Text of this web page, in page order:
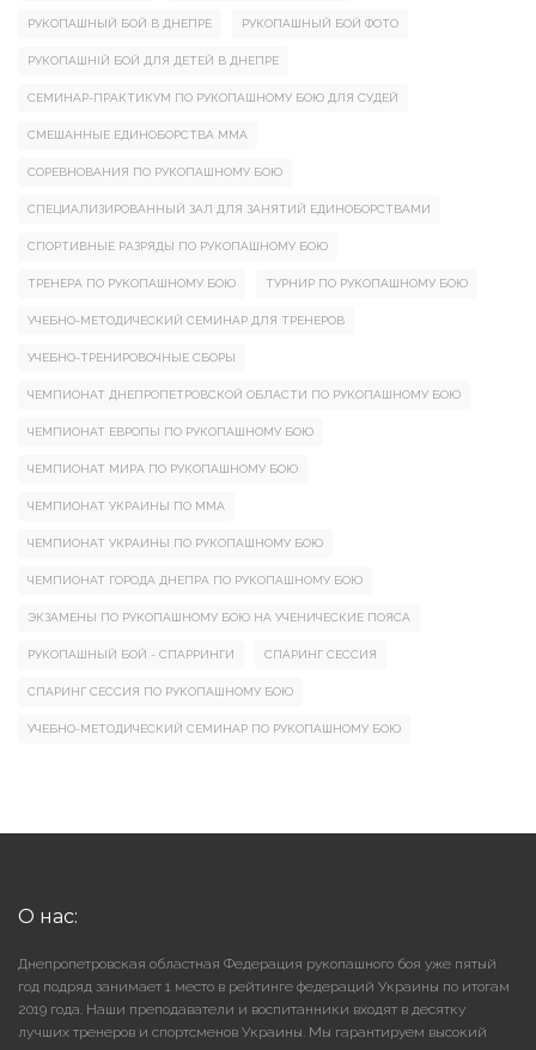
РУКОПАШНЫЙ БОЙ В ДНЕПРЕ РУКОПАШНЫЙ БОЙ ФОТО
РУКОПАШНІЙ БОЙ ДЛЯ ДЕТЕЙ В ДНЕПРЕ
СЕМИНАР-ПРАКТИКУМ ПО РУКОПАШНОМУ БОЮ ДЛЯ СУДЕЙ
СМЕШАННЫЕ ЕДИНОБОРСТВА ММА
СОРЕВНОВАНИЯ ПО РУКОПАШНОМУ БОЮ
СПЕЦИАЛИЗИРОВАННЫЙ ЗАЛ ДЛЯ ЗАНЯТИЙ ЕДИНОБОРСТВАМИ
СПОРТИВНЫЕ РАЗРЯДЫ ПО РУКОПАШНОМУ БОЮ
ТРЕНЕРА ПО РУКОПАШНОМУ БОЮ ТУРНИР ПО РУКОПАШНОМУ БОЮ
УЧЕБНО-МЕТОДИЧЕСКИЙ СЕМИНАР ДЛЯ ТРЕНЕРОВ
УЧЕБНО-ТРЕНИРОВОЧНЫЕ СБОРЫ
ЧЕМПИОНАТ ДНЕПРОПЕТРОВСКОЙ ОБЛАСТИ ПО РУКОПАШНОМУ БОЮ
ЧЕМПИОНАТ ЕВРОПЫ ПО РУКОПАШНОМУ БОЮ
ЧЕМПИОНАТ МИРА ПО РУКОПАШНОМУ БОЮ
ЧЕМПИОНАТ УКРАИНЫ ПО ММА
ЧЕМПИОНАТ УКРАИНЫ ПО РУКОПАШНОМУ БОЮ
ЧЕМПИОНАТ ГОРОДА ДНЕПРА ПО РУКОПАШНОМУ БОЮ
ЭКЗАМЕНЫ ПО РУКОПАШНОМУ БОЮ НА УЧЕНИЧЕСКИЕ ПОЯСА
РУКОПАШНЫЙ БОЙ - СПАРРИНГИ СПАРИНГ СЕССИЯ
СПАРИНГ СЕССИЯ ПО РУКОПАШНОМУ БОЮ
УЧЕБНО-МЕТОДИЧЕСКИЙ СЕМИНАР ПО РУКОПАШНОМУ БОЮ
О нас:
Днепропетровская областная Федерация рукопашного боя уже пятый
год подряд занимает 1 место в рейтинге федераций Украины по итогам
2019 года. Наши преподаватели и воспитанники входят в десятку
лучших тренеров и спортсменов Украины. Мы гарантируем высокий